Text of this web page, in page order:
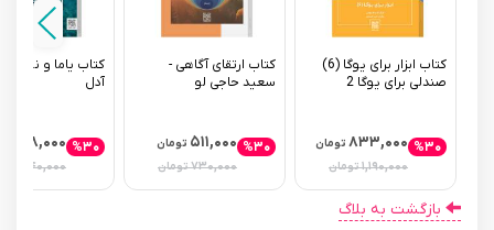
کتاب ابزار برای یوگا (6)
صندلی برای یوگا 2
۸۳۳,۰۰۰ تومان
۱,۱۹۰,۰۰۰تومان
%۳۰
کتاب ارتقای آگاهی -
سعید حاجی لو
۵۱۱,۰۰۰ تومان
۷۳۰,۰۰۰تومان
%۳۰
کتاب یاما و نیاما -
آدل
۴۴۸,۰۰۰
۶۴۰,۰۰۰
%۳۰
بازگشت به بلاگ